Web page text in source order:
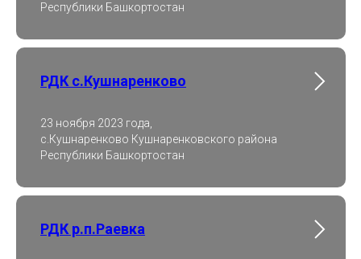
Республики Башкортостан
РДК с.Кушнаренково
23 ноября 2023 года,
с.Кушнаренково Кушнаренковского района
Республики Башкортостан
РДК р.п.Раевка